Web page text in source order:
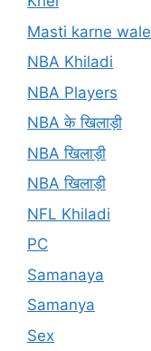
Masti karne wale
NBA Khiladi
NBA Players
NBA के खिलाड़ी
NBA खिलाड़ी
NBA खिलाड़ी
NFL Khiladi
PC
Samanaya
Samanya
Sex